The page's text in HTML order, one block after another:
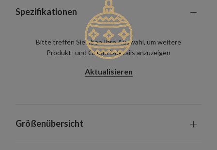
Spezifikationen
Bitte treffen Sie oben Ihre Auswahl, um weitere
Produkt- und Garantiedetails anzuzeigen
Aktualisieren
Größenübersicht